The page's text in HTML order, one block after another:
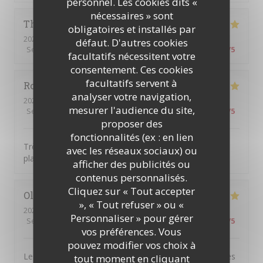
nécessaires » sont
obligatoires et installés par
défaut. D'autres cookies
facultatifs nécessitent votre
consentement. Ces cookies
facultatifs servent à
analyser votre navigation,
mesurer l'audience du site,
proposer des
fonctionnalités (ex : en lien
avec les réseaux sociaux) ou
afficher des publicités ou
contenus personnalisés.
Cliquez sur « Tout accepter
», « Tout refuser » ou «
Personnaliser » pour gérer
vos préférences. Vous
pouvez modifier vos choix à
tout moment en cliquant
Thierry
2026-08-06
- 12:30 - Couverts 2
Service
Ambiance: 5/5 Cuisine :5/5 Qualité / Prix /5
Romain
2026-08-05
- 20:00 - Couverts 2
Service
Ambiance: 5/5 Cuisine: 5/5 Qualité / Prix /5
Très beau cadre, serveurs attentionnés et très bons
plats!
Olivier
2026-08-05
- 19:30 - Couverts 3
Service
Ambiance: 5/5 Cuisine:5/5 Qualité / Prix /5
Les poissons avec leurs accompagnements étaient très